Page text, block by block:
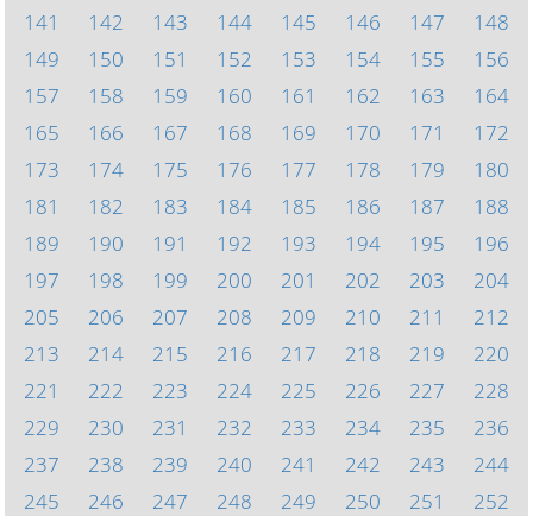
141
142 143 144 145 146 147
148
149
150 151 152 153 154 155
156
157
158 159 160 161 162 163
164
165
166 167 168 169 170 171
172
173
174 175 176 177 178 179
180
181
182 183 184 185 186 187
188
189
190 191 192 193 194 195
196
197
198 199 200 201 202 203
204
205
206 207 208 209 210 211
212
213
214 215 216 217 218 219
220
221
222 223 224 225 226 227
228
229
230 231 232 233 234 235
236
237
238 239 240 241 242 243
244
245
246 247 248 249 250 251
252